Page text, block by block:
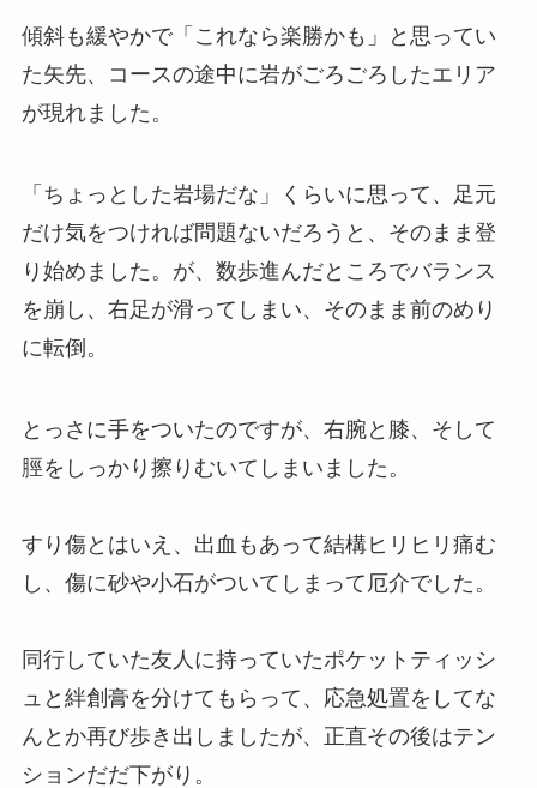
傾斜も緩やかで「これなら楽勝かも」と思ってい
た矢先、コースの途中に岩がごろごろしたエリア
が現れました。
「ちょっとした岩場だな」くらいに思って、足元
だけ気をつければ問題ないだろうと、そのまま登
り始めました。が、数歩進んだところでバランス
を崩し、右足が滑ってしまい、そのまま前のめり
に転倒。
とっさに手をついたのですが、右腕と膝、そして
脛をしっかり擦りむいてしまいました。
すり傷とはいえ、出血もあって結構ヒリヒリ痛む
し、傷に砂や小石がついてしまって厄介でした。
同行していた友人に持っていたポケットティッシ
ュと絆創膏を分けてもらって、応急処置をしてな
んとか再び歩き出しましたが、正直その後はテン
ションだだ下がり。